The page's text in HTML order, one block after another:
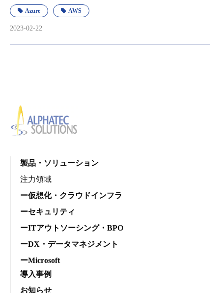
Azure AWS
2023-02-22
製品・ソリューション
注力領域
ー仮想化・クラウドインフラ
ーセキュリティ
ーITアウトソーシング・BPO
ーDX・データマネジメント
ーMicrosoft
導入事例
お知らせ